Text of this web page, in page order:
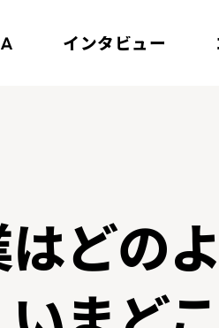
インタビュー
どの